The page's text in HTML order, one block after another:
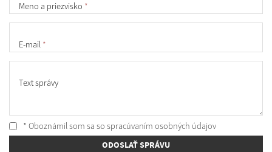
Meno a priezvisko *
E-mail *
Text správy
* Oboznámil som sa so spracúvaním osobných údajov
ODOSLAŤ SPRÁVU